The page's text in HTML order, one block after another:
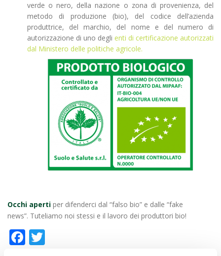
verde o nero, della nazione o zona di provenienza, del
metodo di produzione (bio), del codice dell’azienda
produttrice, del marchio, del nome e del numero di
autorizzazione di uno degli enti di certificazione autorizzati
dal Ministero delle politiche agricole.
Occhi aperti per difenderci dal “falso bio” e dalle “fake
news”. Tuteliamo noi stessi e il lavoro dei produttori bio!
Facebook